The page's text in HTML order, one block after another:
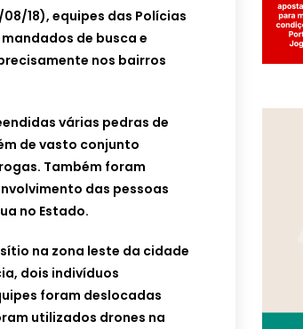
18), equipes das Polícias
de busca e
nos bairros
várias pedras de
de vasto conjunto
Também foram
das pessoas
no Estado.
na zona leste da cidade
dois indivíduos
foram deslocadas
utilizados drones na